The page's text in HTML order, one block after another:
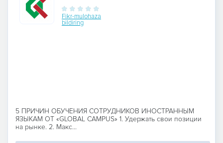
Fikr-mulohaza
bildiring
5 ПРИЧИН ОБУЧЕНИЯ СОТРУДНИКОВ ИНОСТРАННЫМ
ЯЗЫКАМ ОТ «GLOBAL CAMPUS» 1. Удержать свои позиции
на рынке. 2. Макс...